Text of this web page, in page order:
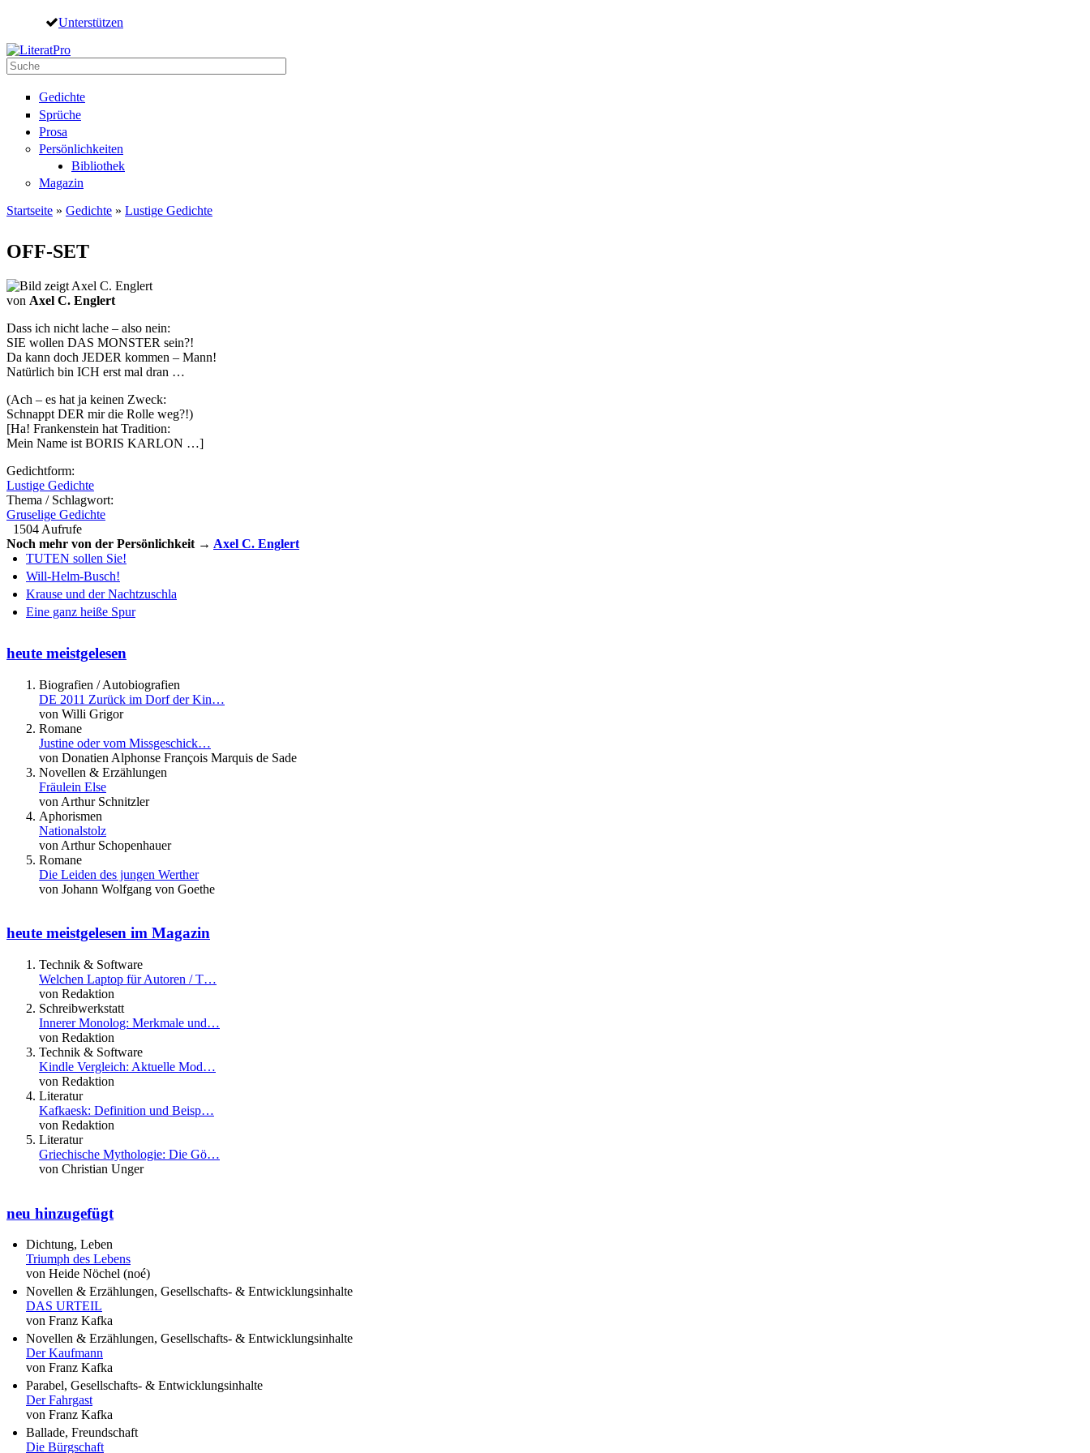
Direkt zum Inhalt
Unterstützen
Suche
Gedichte
Sprüche
Prosa
Persönlichkeiten
Bibliothek
Magazin
Startseite » Gedichte » Lustige Gedichte
OFF-SET
von Axel C. Englert
Dass ich nicht lache – also nein:
SIE wollen DAS MONSTER sein?!
Da kann doch JEDER kommen – Mann!
Natürlich bin ICH erst mal dran …
(Ach – es hat ja keinen Zweck:
Schnappt DER mir die Rolle weg?!)
[Ha! Frankenstein hat Tradition:
Mein Name ist BORIS KARLON …]
Gedichtform:
Lustige Gedichte
Thema / Schlagwort:
Gruselige Gedichte
1504 Aufrufe
Noch mehr von der Persönlichkeit → Axel C. Englert
TUTEN sollen Sie!
Will-Helm-Busch!
Krause und der Nachtzuschla
Eine ganz heiße Spur
heute meistgelesen
Biografien / Autobiografien
DE 2011 Zurück im Dorf der Kin…
von Willi Grigor
Romane
Justine oder vom Missgeschick…
von Donatien Alphonse François Marquis de Sade
Novellen & Erzählungen
Fräulein Else
von Arthur Schnitzler
Aphorismen
Nationalstolz
von Arthur Schopenhauer
Romane
Die Leiden des jungen Werther
von Johann Wolfgang von Goethe
heute meistgelesen im Magazin
Technik & Software
Welchen Laptop für Autoren / T…
von Redaktion
Schreibwerkstatt
Innerer Monolog: Merkmale und…
von Redaktion
Technik & Software
Kindle Vergleich: Aktuelle Mod…
von Redaktion
Literatur
Kafkaesk: Definition und Beisp…
von Redaktion
Literatur
Griechische Mythologie: Die Gö…
von Christian Unger
neu hinzugefügt
Dichtung, Leben
Triumph des Lebens
von Heide Nöchel (noé)
Novellen & Erzählungen, Gesellschafts- & Entwicklungsinhalte
DAS URTEIL
von Franz Kafka
Novellen & Erzählungen, Gesellschafts- & Entwicklungsinhalte
Der Kaufmann
von Franz Kafka
Parabel, Gesellschafts- & Entwicklungsinhalte
Der Fahrgast
von Franz Kafka
Ballade, Freundschaft
Die Bürgschaft